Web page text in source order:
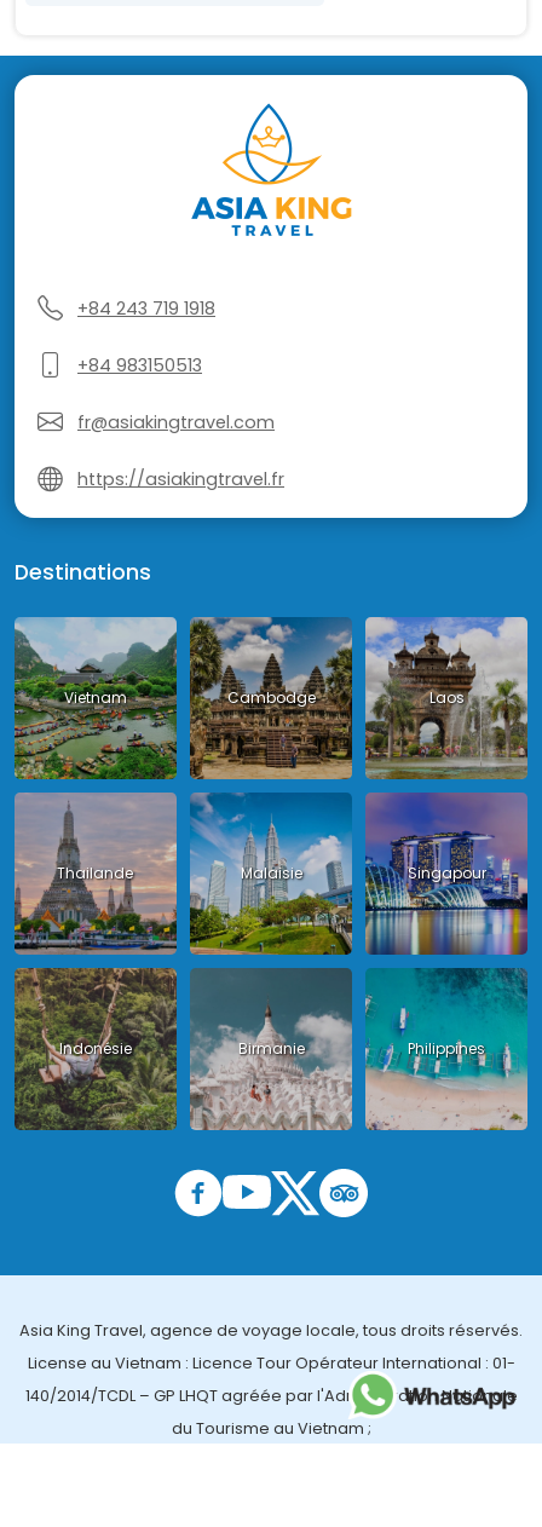
+84 243 719 1918
+84 983150513
fr@asiakingtravel.com
https://asiakingtravel.fr
Destinations
Vietnam Cambodge Laos
Thailande Malaisie Singapour
Indonésie Birmanie Philippines
Asia King Travel, agence de voyage locale, tous droits réservés.
License au Vietnam : Licence Tour Opérateur International : 01-
140/2014/TCDL – GP LHQT agréée par l'Administration Nationale
du Tourisme au Vietnam ;